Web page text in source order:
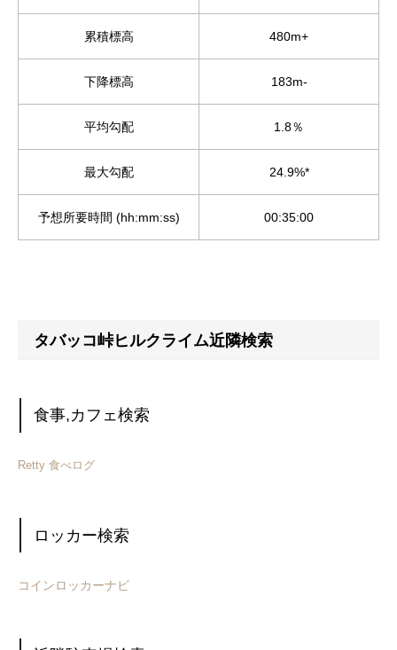
累積標高 480m+
下降標高 183m-
平均勾配 1.8％
最大勾配 24.9%*
予想所要時間 (hh:mm:ss) 00:35:00
タバッコ峠ヒルクライム近隣検索
食事,カフェ検索
Retty 食べログ
ロッカー検索
コインロッカーナビ